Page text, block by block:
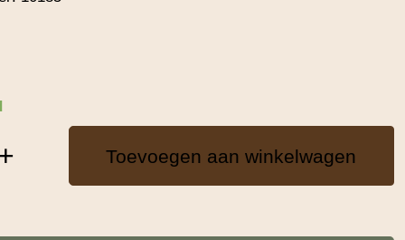
Toevoegen aan winkelwagen